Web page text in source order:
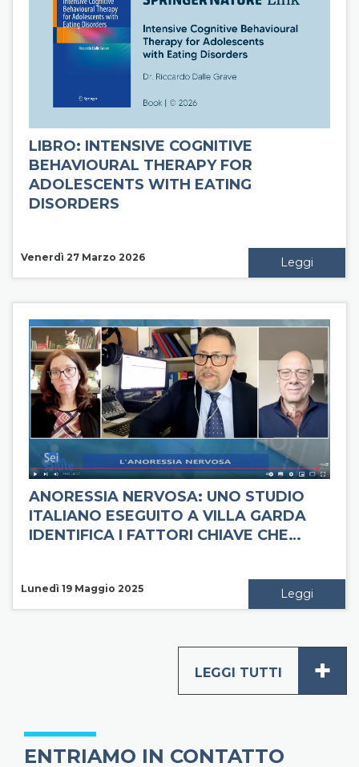
LIBRO: INTENSIVE COGNITIVE
BEHAVIOURAL THERAPY FOR
ADOLESCENTS WITH EATING
DISORDERS
Venerdì 27 Marzo 2026 Leggi
ANORESSIA NERVOSA: UNO STUDIO
ITALIANO ESEGUITO A VILLA GARDA
IDENTIFICA I FATTORI CHIAVE CHE…
Lunedì 19 Maggio 2025 Leggi
LEGGI TUTTI +
ENTRIAMO IN CONTATTO